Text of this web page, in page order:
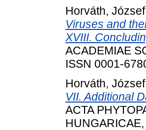
Horváth, József
Viruses and
XVIII.
ACADEMIAE
ISSN 0001-
Horváth, József
VII. Additional
ACTA